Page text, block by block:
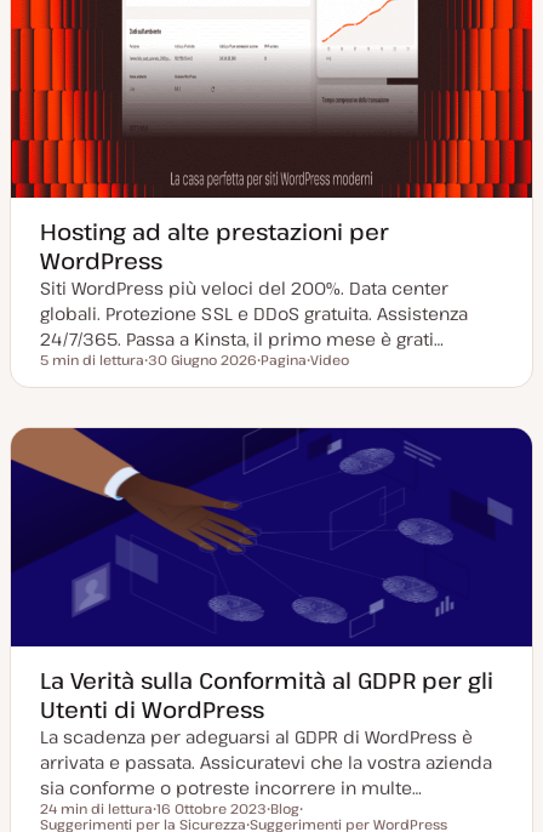
Hosting ad alte prestazioni per
WordPress
Siti WordPress più veloci del 200%. Data center
globali. Protezione SSL e DDoS gratuita. Assistenza
24/7/365. Passa a Kinsta, il primo mese è grati…
Tempo di lettura
5 min di lettura
a
a
r
a
a
30 Giugno 2026
o
t
y
p
Pagina
i
o
d
o
Video
La Verità sulla Conformità al GDPR per gli
Utenti di WordPress
La scadenza per adeguarsi al GDPR di WordPress è
arrivata e passata. Assicuratevi che la vostra azienda
sia conforme o potreste incorrere in multe…
Tempo di lettura
24 min di lettura
D
16 Ottobre 2023
P
Blog
A
Suggerimenti per la Sicurezza Suggerimenti per WordPress